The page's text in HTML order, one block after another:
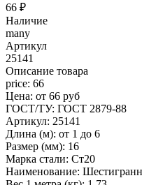
66 ₽
Наличие
many
Артикул
25141
Описание товара
price: 66
Цена: от 66 руб
ГОСТ/ТУ: ГОСТ 2879-88
Артикул: 25141
Длина (м): от 1 до 6
Размер (мм): 16
Марка стали: Ст20
Наименование: